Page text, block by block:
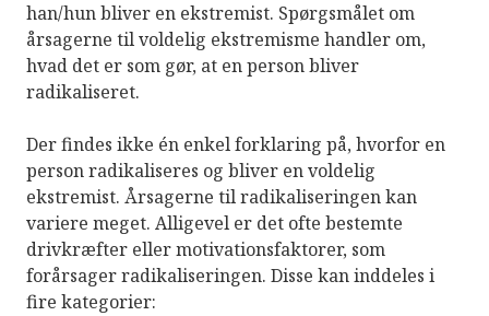
han/hun bliver en ekstremist. Spørgsmålet om
årsagerne til voldelig ekstremisme handler om,
hvad det er som gør, at en person bliver
radikaliseret.
Der findes ikke én enkel forklaring på, hvorfor en
person radikaliseres og bliver en voldelig
ekstremist. Årsagerne til radikaliseringen kan
variere meget. Alligevel er det ofte bestemte
drivkræfter eller motivationsfaktorer, som
forårsager radikaliseringen. Disse kan inddeles i
fire kategorier: